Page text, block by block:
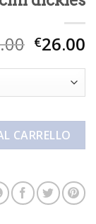
€26.00
CARRELLO